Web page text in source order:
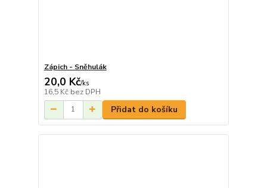
Zápich - Sněhulák
20,0 Kč/ks
16,5 Kč bez DPH
Přidat do košíku